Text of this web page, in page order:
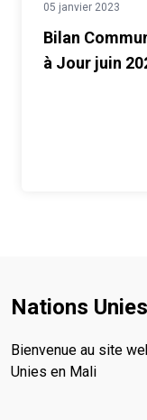
05 janvier 2023
Bilan
à Jour juin
Nations
Bienvenue au site
Unies en Mali